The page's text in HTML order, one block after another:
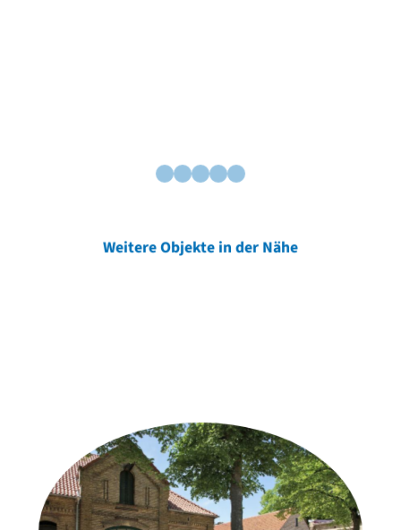
Weitere Objekte in der Nähe